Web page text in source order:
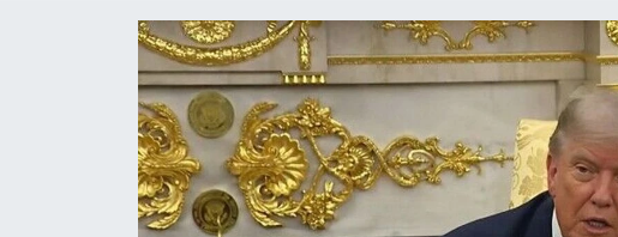
ÖZEL HABER
RÖPORTAJLAR
SAĞLIK
Haber Arşivi